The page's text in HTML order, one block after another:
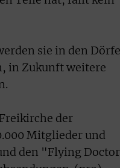
sie in den
in Zukunft weitere
der
Mitglieder und
den "Flying Doctor